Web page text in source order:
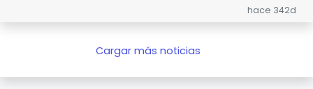
hace 342d
Cargar más noticias